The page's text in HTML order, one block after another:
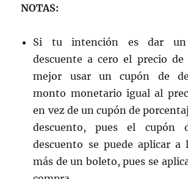
NOTAS:
Si tu intención es dar un
descuente a cero el precio
mejor usar un cupón de
monto monetario igual al
en vez de un cupón de
descuento, pues el cupón
descuento se puede aplicar a
más de un boleto, pues se